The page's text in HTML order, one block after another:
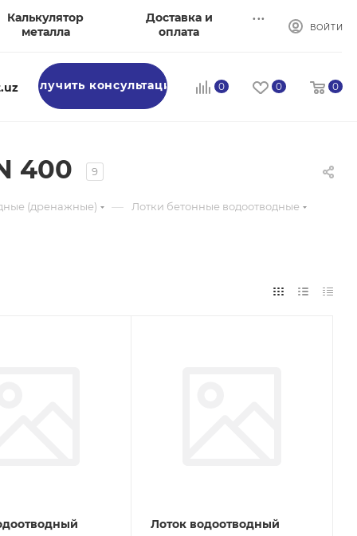
Калькулятор
металла
Доставка и
оплата
...
ВОЙТИ
Получить консультацию 0 0 0
400 9
(дренажные) — Лотки бетонные водоотводные
Лоток водоотводный